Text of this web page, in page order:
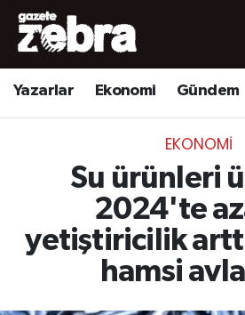
Yazarlar Ekonomi Gündem
EKONOMI
Su ürünleri
2024'te
yetiştiricilik
hamsi
Yazarlar
Ekonomi
Spor
Nöbetçi Eczaneler
Hava Durumu
Süper Lig Puan Durumu
Tüm Manşetler